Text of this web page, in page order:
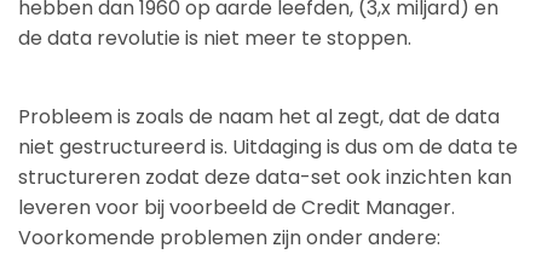
hebben dan 1960 op aarde leefden, (3,x miljard) en
de data revolutie is niet meer te stoppen.
Probleem is zoals de naam het al zegt, dat de data
niet gestructureerd is. Uitdaging is dus om de data te
structureren zodat deze data-set ook inzichten kan
leveren voor bij voorbeeld de Credit Manager.
Voorkomende problemen zijn onder andere: